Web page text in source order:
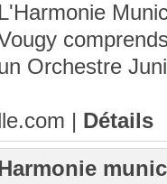
L'Harmonie
Orchestre
| Détails